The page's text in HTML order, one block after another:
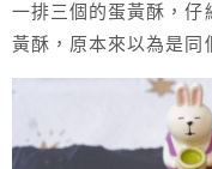
一排三個的蛋黃酥，仔
黃酥，原本來以為是同